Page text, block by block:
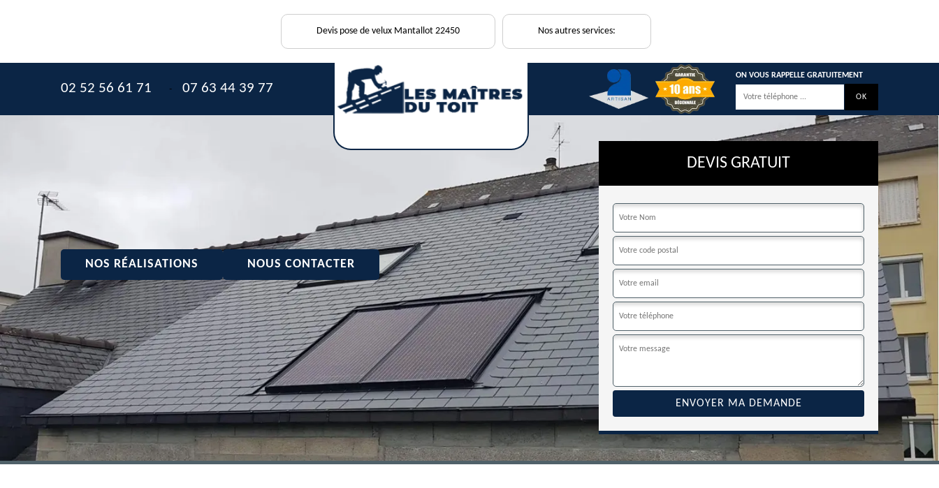
Devis pose de velux Mantallot 22450 Nos autres services:
02 52 56 61 71 - 07 63 44 39 77
ON VOUS RAPPELLE GRATUITEMENT
NOS RÉALISATIONS NOUS CONTACTER
DEVIS GRATUIT